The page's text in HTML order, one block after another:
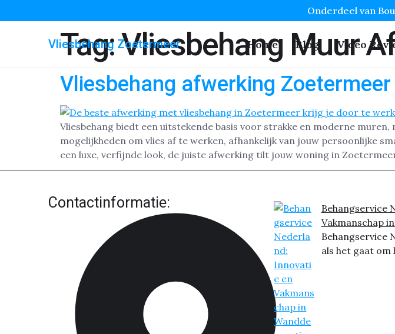
Onderdeel van
Vliesbehang Zoetermeer Home Blog Video
Tag:Vliesbehang Muur
Vliesbehang afwerking Zoetermeer
Vliesbehang biedt een uitstekende basis voor strakke en moderne
mogelijkheden om vlies af te werken, afhankelijk van jouw persoonlijke
een luxe, verfijnde look, de juiste afwerking tilt jouw woning in
Contactinformatie:
Behangservice
Vakmanschap
Behangservice
als het gaat om